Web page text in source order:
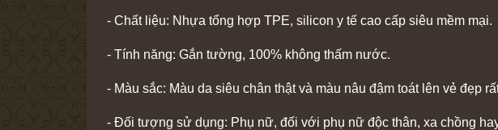
- Chất liệu: Nhựa tổng hợp TPE, silicon y tế cao cấp siêu mềm mại.
- Tính năng: Gắn tường, 100% không thấm nước.
- Màu sắc: Màu da siêu chân thật và màu nâu đậm toát lên vẻ đẹp
- Đối tượng sử dụng: Phụ nữ, đối với phụ nữ độc thân, xa chồng